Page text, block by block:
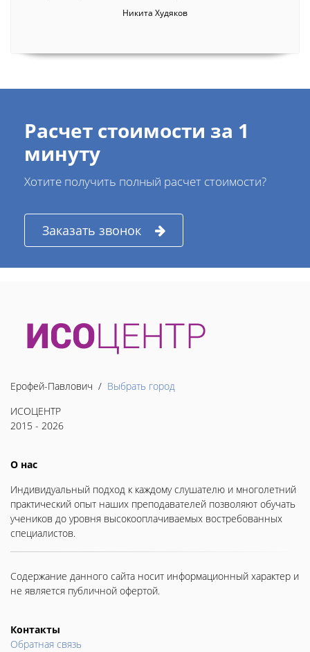
Никита Худяков
Расчет стоимости за 1
минуту
Хотите получить полный расчет стоимости?
Заказать звонок
Ерофей-Павлович / Выбрать город
ИСОЦЕНТР
2015 - 2026
О нас
Индивидуальный подход к каждому слушателю и многолетний
практический опыт наших преподавателей позволяют обучать
учеников до уровня высокооплачиваемых востребованных
специалистов.
Содержание данного сайта носит информационный характер и
не является публичной офертой.
Контакты
Обратная связь